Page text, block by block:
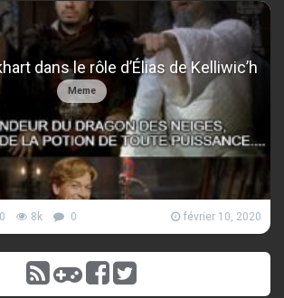
dans le rôle d’Élias de Kelliwic’h
Meme
0 8k 0 février 10, 2020